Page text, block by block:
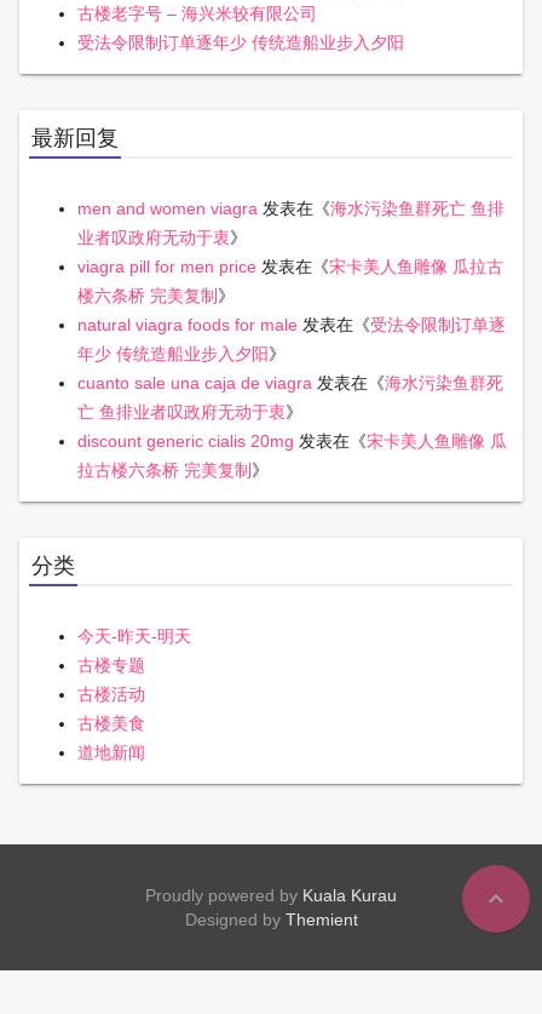
expand_less
古楼老字号 – 海兴米较有限公司
受法令限制订单逐年少 传统造船业步入夕阳
最新回复
men and women viagra 发表在《海水污染鱼群死亡 鱼排
业者叹政府无动于衷》
viagra pill for men price 发表在《宋卡美人鱼雕像 瓜拉古
楼六条桥 完美复制 》
natural viagra foods for male 发表在《受法令限制订单逐
年少 传统造船业步入夕阳》
cuanto sale una caja de viagra 发表在《海水污染鱼群死
亡 鱼排业者叹政府无动于衷》
discount generic cialis 20mg 发表在《宋卡美人鱼雕像 瓜
拉古楼六条桥 完美复制 》
分类
今天-昨天-明天
古楼专题
古楼活动
古楼美食
道地新闻
Proudly powered by Kuala Kurau
Designed by Themient